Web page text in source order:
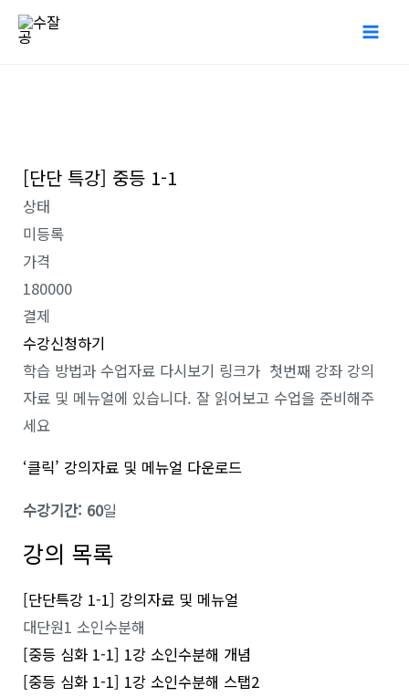
[단단 특강] 중등 1-1
상태
미등록
가격
180000
결제
수강신청하기
학습 방법과 수업자료 다시보기 링크가 첫번째 강좌 강의
자료 및 메뉴얼에 있습니다. 잘 읽어보고 수업을 준비해주
세요
‘클릭’ 강의자료 및 메뉴얼 다운로드
수강기간: 60일
강의 목록
[단단특강 1-1] 강의자료 및 메뉴얼
대단원1 소인수분해
[중등 심화 1-1] 1강 소인수분해 개념
[중등 심화 1-1] 1강 소인수분해 스탭2